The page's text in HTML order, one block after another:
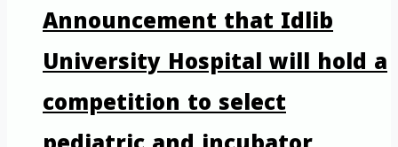
Announcement that Idlib
University Hospital will hold a
competition to select